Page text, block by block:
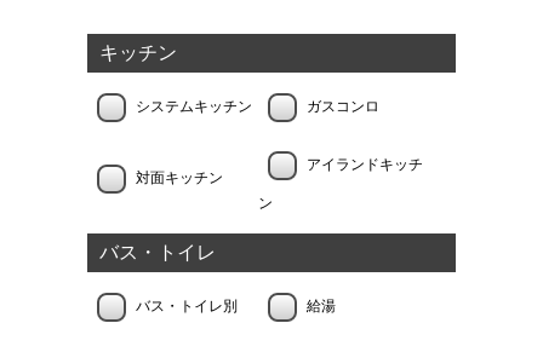
キッチン
システムキッチン ガスコンロ
対面キッチン
アイランドキッチ
ン
バス・トイレ
バス・トイレ別 給湯